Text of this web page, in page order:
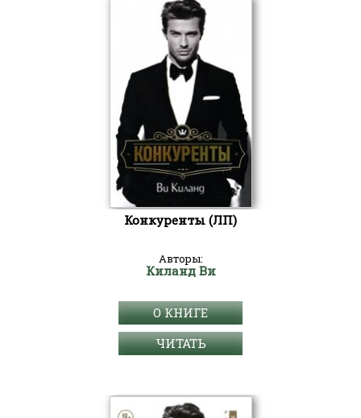
Конкуренты (ЛП)
Авторы:
Киланд Ви
О КНИГЕ
ЧИТАТЬ